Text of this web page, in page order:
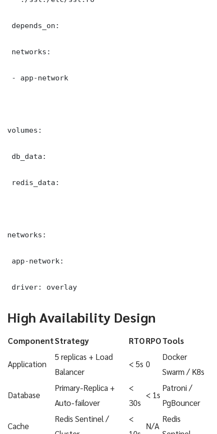
depends_on:
networks:
- app-network
volumes:
db_data:
redis_data:
networks:
app-network:
driver: overlay
High Availability Design
ComponentStrategy RTORPOTools
Application
5 replicas + Load
Balancer
< 5s 0
Docker
Swarm / K8s
Database
Primary-Replica +
Auto-failover
<
30s
< 1s
Patroni /
PgBouncer
Cache
Redis Sentinel /
<
N/A
Redis